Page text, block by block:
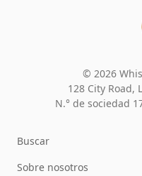
© 2026
128 City Road,
N.° de sociedad
Buscar
Sobre nosotros